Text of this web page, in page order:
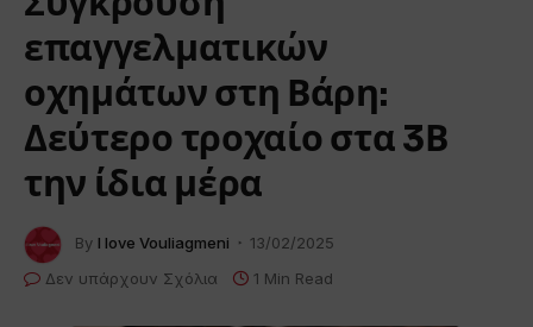
επαγγελματικών
οχημάτων στη Βάρη:
Δεύτερο τροχαίο στα 3Β
την ίδια μέρα
By I love Vouliagmeni
13/02/2025
Δεν υπάρχουν Σχόλια
1 Min Read